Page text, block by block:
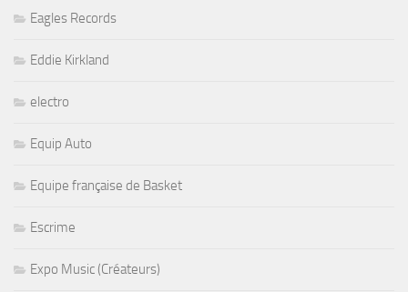
Eagles Records
Eddie Kirkland
electro
Equip Auto
Equipe française de Basket
Escrime
Expo Music (Créateurs)